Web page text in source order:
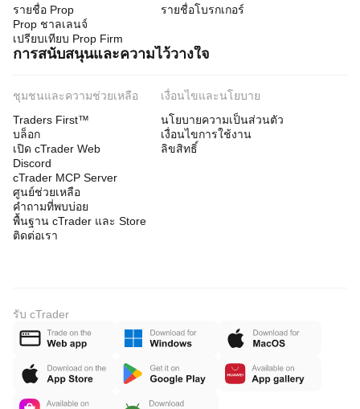
รายชื่อ Prop
Prop ชาลเลนจ์
เปรียบเทียบ Prop Firm
รายชื่อโบรกเกอร์
การสนับสนุนและความไว้วางใจ
ชุมชนและความช่วยเหลือ
Traders First™
บล็อก
เปิด cTrader Web
Discord
cTrader MCP Server
ศูนย์ช่วยเหลือ
คำถามที่พบบ่อย
พื้นฐาน cTrader และ Store
ติดต่อเรา
เงื่อนไขและนโยบาย
นโยบายความเป็นส่วนตัว
เงื่อนไขการใช้งาน
ลิขสิทธิ์
รับ cTrader